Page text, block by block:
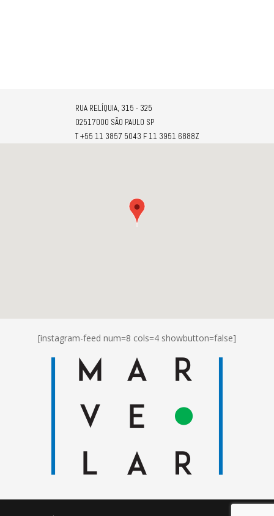
RUA RELÍQUIA, 315 - 325
02517000 SÃO PAULO SP
T +55 11 3857 5043 F 11 3951 6888Z
[instagram-feed num=8 cols=4 showbutton=false]